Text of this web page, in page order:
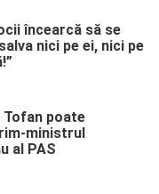
încearcă să se
nici pe ei, nici pe
Tofan poate
ministrul
al PAS